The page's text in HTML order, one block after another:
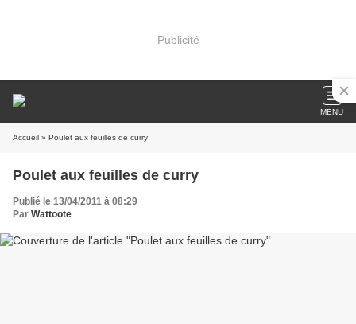
Publicité
MENU
Accueil » Poulet aux feuilles de curry
Poulet aux feuilles de curry
Publié le 13/04/2011 à 08:29
Par Wattoote